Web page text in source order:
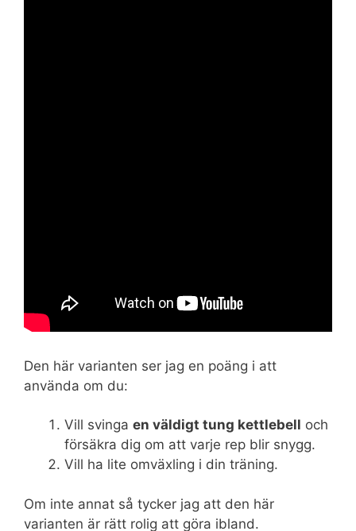
Den här varianten ser jag en poäng i att
använda om du:
Vill svinga en väldigt tung kettlebell och
försäkra dig om att varje rep blir snygg.
Vill ha lite omväxling i din träning.
Om inte annat så tycker jag att den här
varianten är rätt rolig att göra ibland.